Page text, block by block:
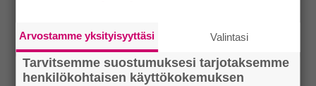
Arvostamme yksityisyyttäsi Valintasi
Tarvitsemme suostumuksesi tarjotaksemme
henkilökohtaisen käyttökokemuksen